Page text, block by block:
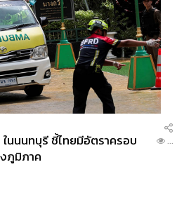
นนนทบุรี ชี้ไทยมีอัตราครอบ
ภูมิภาค
...